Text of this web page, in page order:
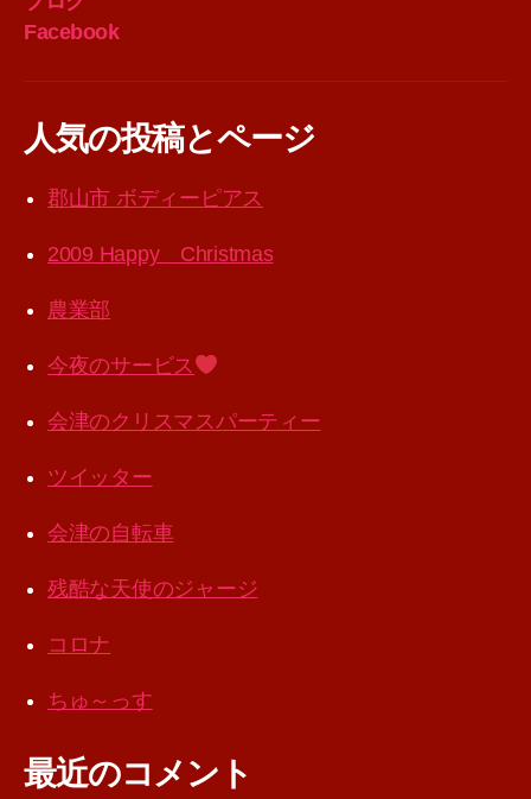
Facebook
人気の投稿とページ
郡山市 ボディーピアス
2009 Happy Christmas
農業部
今夜のサービス
会津のクリスマスパーティー
ツイッター
会津の自転車
残酷な天使のジャージ
コロナ
ちゅ～っす
最近のコメント